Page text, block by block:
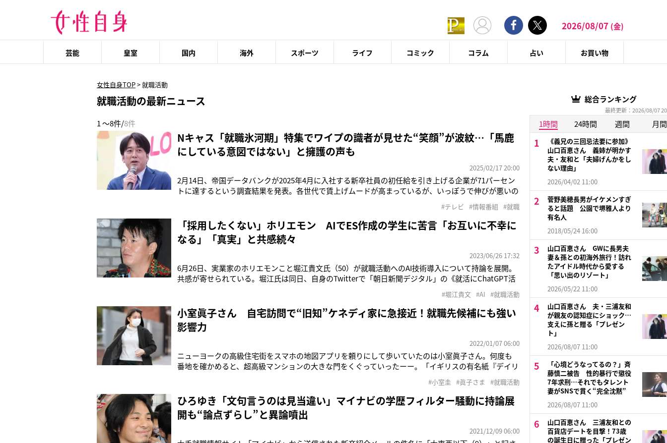
2026/08/07 (金)
芸能 皇室 国内 海外 スポーツ ライフ コミック コラム 占い お買い物
女性自身TOP>就職活動
就職活動の最新ニュース
1 ～8件/8件
Nキャス「就職氷河期」特集でワイプの識者が見せた“笑顔”が波紋…「馬鹿
にしている意図ではない」と擁護の声も
2025/02/17 20:00
2月14日、帝国データバンクが2025年4月に入社する新卒社員の初任給を引き上げる企業が71パーセン
トに達するという調査結果を発表。各世代で賃上げムードが高まっているが、いっぽうで伸びが悪いの
た’93年〜’04年に就職活動をしていた人たちを指します。不況で多くの企業が採用を抑えたことで、大
卒の有効求人倍率は1を
#テレビ #情報番組 #就職
「採用したくない」ホリエモン AIでES作成の学生に苦言「お互いに不幸に
なる」「真実」と共感続々
2023/06/26 17:32
6月26日、実業家のホリエモンこと堀江貴文氏（50）が就職活動へのAI技術導入について持論を展開。
共感が寄せられている。堀江氏は同日、自身のTwitterで「朝日新聞デジタル」の《就活にChatGPT活
なくてAIでいいので採用したくない》とコメントしたのだ。引用元の記事によると、就職活動において
対話型A
#堀江貴文 #AI #就職活動
小室眞子さん 自宅訪問で“旧知”ケネディ家に急接近！就職先候補にも強い
影響力
2022/01/07 06:00
ニューヨークの高級住宅街をスマホの地図アプリを頼りにして歩いていたのは小室眞子さん。何度も
番地を確かめると、超高級マンションの大きな門をくぐっていったーー。「イギリスの有名紙『デイリ
統領の長女のキャロライン・ケネディ氏（64）が住むマンションです。眞子さんはお土産が入っていた
と思われる紙袋を持っていまし
#小室圭 #眞子さま #就職活動
ひろゆき「文句言うのは見当違い」マイナビの学歴フィルター騒動に持論展
開も“論点ずらし”と異論噴出
2021/12/09 06:00
総合ランキング
最終更新：2026/08/07
1時間 24時間 週間 月間
《義兄の三回忌法要に参加》
山口百恵さん 義姉が明かす
夫・友和と「夫婦げんかをし
ない理由」
2026/04/02 11:00
菅野美穂長男がイケメンすぎ
ると話題 公園で堺雅人より
有名人
2018/05/24 16:00
山口百恵さん GWに長男夫
妻＆孫との初海外旅行！訪れ
たアイドル時代から愛する
「思い出のリゾート」
2026/05/22 11:00
山口百恵さん 夫・三浦友和
が親友の認知症にショック…
支えに孫と贈る「プレゼン
ト」
2026/08/07 11:00
「心境どうなってるの？」斉
藤慎二被告 性的暴行で懲役
7年求刑…それでもタレント
妻がSNSで貫く“完全沈黙”
2026/08/07 11:00
山口百恵さん 三浦友和との
百貨店デートを目撃！73歳
の誕生日に贈った「プレゼン